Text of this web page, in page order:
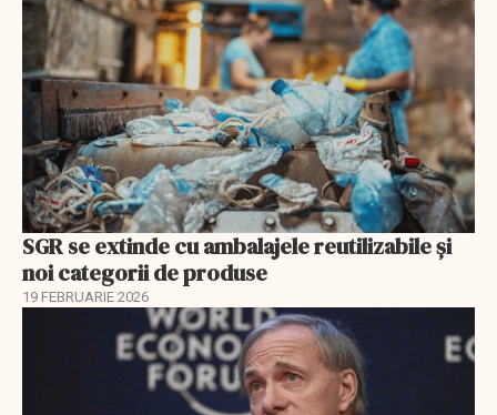
SGR se extinde cu ambalajele reutilizabile și
noi categorii de produse
19 FEBRUARIE 2026